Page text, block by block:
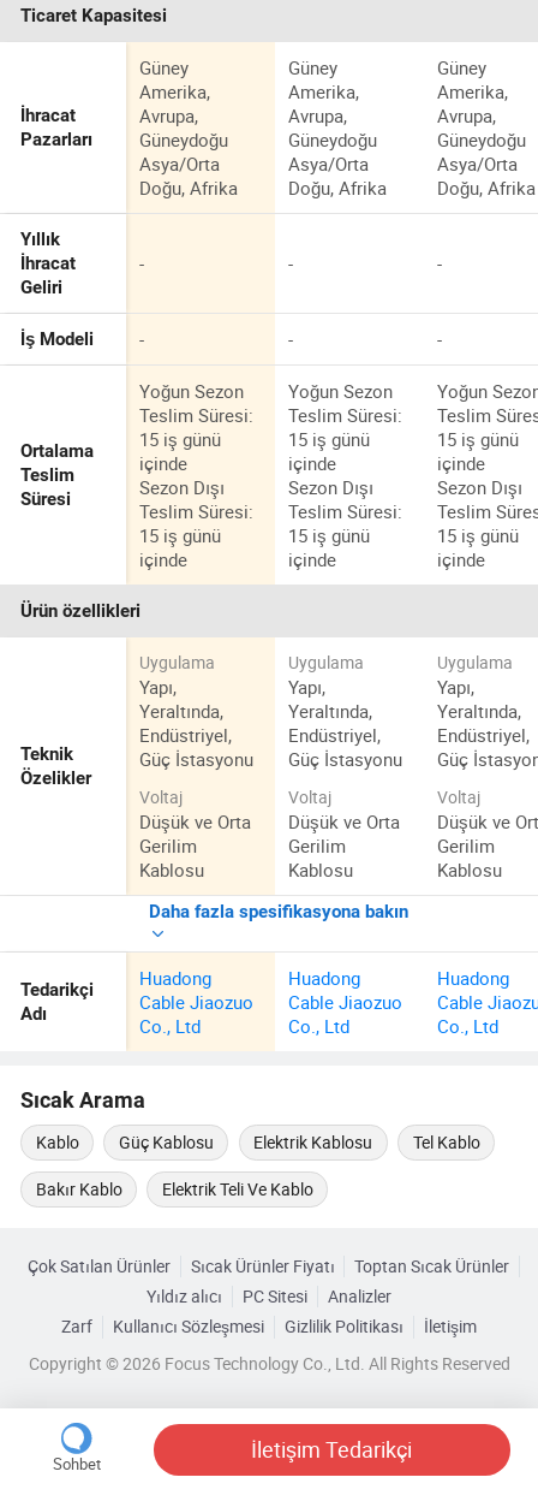
Ticaret Kapasitesi
İhracat
Pazarları
Güney
Amerika,
Avrupa,
Güneydoğu
Asya/Orta
Doğu, Afrika
Güney
Amerika,
Avrupa,
Güneydoğu
Asya/Orta
Doğu, Afrika
Güney
Amerika,
Avrupa,
Güneydoğu
Asya/Orta
Doğu, Afrika
Yıllık
İhracat
Geliri
- - -
İş Modeli - - -
Ortalama
Teslim
Süresi
Yoğun Sezon
Teslim Süresi:
15 iş günü
içinde
Sezon Dışı
Teslim Süresi:
15 iş günü
içinde
Yoğun Sezon
Teslim Süresi:
15 iş günü
içinde
Sezon Dışı
Teslim Süresi:
15 iş günü
içinde
Yoğun
Teslim
15 iş günü
içinde
Sezon Dışı
Teslim
15 iş günü
içinde
Ürün özellikleri
Teknik
Özelikler
Uygulama
Yapı,
Yeraltında,
Endüstriyel,
Güç İstasyonu
Voltaj
Düşük ve Orta
Gerilim
Kablosu
Uygulama
Yapı,
Yeraltında,
Endüstriyel,
Güç İstasyonu
Voltaj
Düşük ve Orta
Gerilim
Kablosu
Uygulama
Yapı,
Yeraltında,
Endüstriyel,
Güç
Voltaj
Düşük ve
Gerilim
Kablosu
Daha fazla spesifikasyona bakın
Tedarikçi
Adı
Huadong
Cable Jiaozuo
Co., Ltd
Huadong
Cable Jiaozuo
Co., Ltd
Huadong
Cable
Co., Ltd
Sıcak Arama
Kablo Güç Kablosu Elektrik Kablosu Tel Kablo
Bakır Kablo Elektrik Teli Ve Kablo
Çok Satılan Ürünler Sıcak Ürünler Fiyatı
Toptan Sıcak Ürünler
Yıldız alıcı
PC Sitesi
Analizler
Zarf
Kullanıcı Sözleşmesi Gizlilik Politikası
İletişim
Copyright © 2026 Focus Technology Co., Ltd. All Rights Reserved
Sohbet
İletişim Tedarikçi